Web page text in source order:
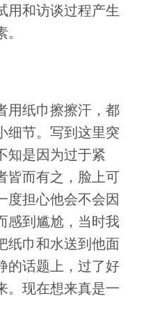
用和访谈过程产生
用纸巾擦擦汗，都
细节。写到这里突
知是因为过于紧
皆而有之，脸上可
度担心他会不会因
感到尴尬，当时我
纸巾和水送到他面
的话题上，过了好
。现在想来真是一